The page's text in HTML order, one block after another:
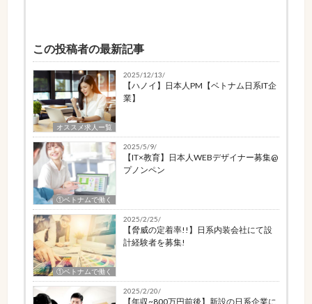
この投稿者の最新記事
オススメ求人ー覧
2025/12/13/
【ハノイ】日本人PM【ベトナム日系IT企
業】
①ベトナムで働く
2025/5/9/
【IT×教育】日本人WEBデザイナー募集@
プノンペン
①ベトナムで働く
2025/2/25/
【脅威の定着率!!】日系内装会社にて設
計経験者を募集!
2025/2/20/
【年収~800万円前後】新設の日系企業に